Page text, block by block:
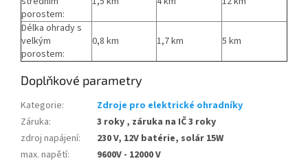
porostem:
Délka ohrady s
velkým
porostem:
0,8 km 1,7 km 5 km
Doplňkové parametry
Kategorie:
Zdroje pro elektrické ohradníky
Záruka:
3 roky , záruka na IČ 3 roky
zdroj napájení:
230 V, 12V batérie, solár 15W
max. napětí:
9600V - 12000 V